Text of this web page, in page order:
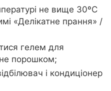
не вище 30ºС
«Делікатне прання» /
гелем для
порошком;
і кондиціонер